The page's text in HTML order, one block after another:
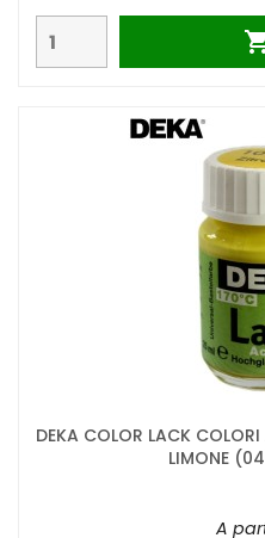
DEKA COLOR LACK
LIMONE
A